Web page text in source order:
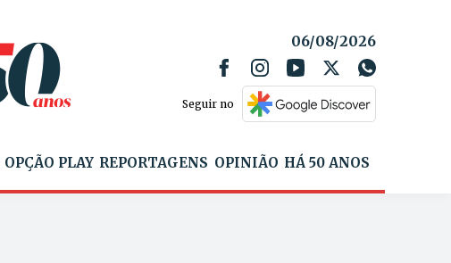
06/08/2026
Seguir no
OPÇÃO PLAY REPORTAGENS OPINIÃO HÁ 50 ANOS